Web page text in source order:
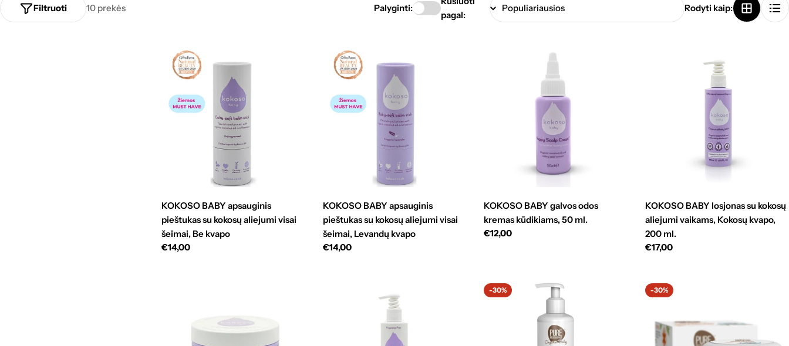
e
10 prekės
Filtruoti Palyginti:
pagal:
Rodyti kaip:
KOKOSO BABY apsauginis
pieštukas su kokosų aliejumi visai
šeimai, Be kvapo
Standartinė
€14,00
KOKOSO BABY apsauginis
pieštukas su kokosų aliejumi visai
šeimai, Levandų kvapo
Standartinė
€14,00
KOKOSO BABY galvos odos
kremas kūdikiams, 50 ml.
Standartinė
€12,00
KOKOSO BABY losjonas su kokosų
aliejumi vaikams, Kokosų kvapo,
200 ml.
Standartinė
€17,00
-30% -30%